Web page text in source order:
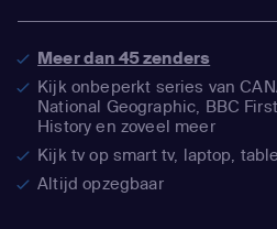
Meer dan 45 zenders
Kijk onbeperkt series van
National Geographic, BBC
History en zoveel meer
Kijk tv op smart tv, laptop,
Altijd opzegbaar